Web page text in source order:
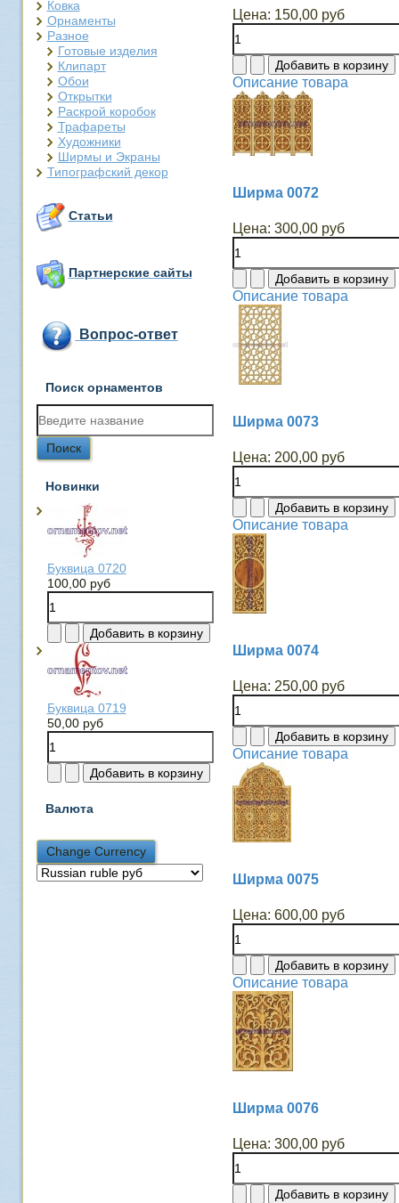
Ковка
Орнаменты
Разное
Готовые изделия
Клипарт
Обои
Открытки
Раскрой коробок
Трафареты
Художники
Ширмы и Экраны
Типографский декор
Статьи
Партнерские сайты
Вопрос-ответ
Поиск орнаментов
Новинки
Буквица 0720
100,00 руб
Буквица 0719
50,00 руб
Валюта
Цена: 150,00 руб
Описание товара
Ширма 0072
Цена: 300,00 руб
Описание товара
Ширма 0073
Цена: 200,00 руб
Описание товара
Ширма 0074
Цена: 250,00 руб
Описание товара
Ширма 0075
Цена: 600,00 руб
Описание товара
Ширма 0076
Цена: 300,00 руб